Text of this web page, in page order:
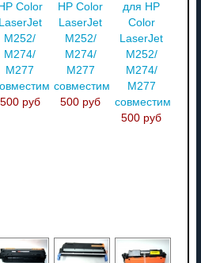
HP Color
LaserJet
M252/
M274/
M277
500 руб
HP Color
LaserJet
M252/
M274/
M277
совместимый
500 руб
для HP
Color
LaserJet
M252/
M274/
M277
совместимый
500 руб